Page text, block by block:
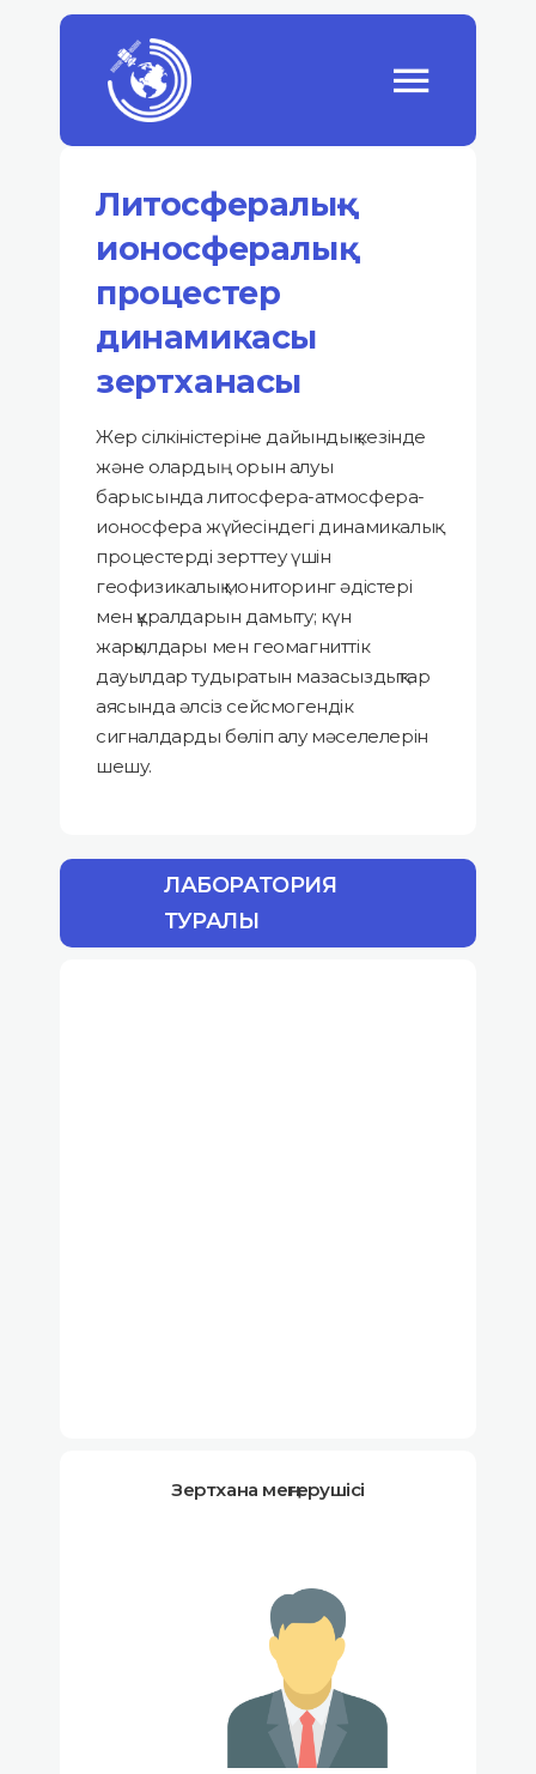
Литосфералық-
ионосфералық
процестер
динамикасы
зертханасы
Жер сілкіністеріне дайындық кезінде
және олардың орын алуы
барысында литосфера-атмосфера-
ионосфера жүйесіндегі динамикалық
процестерді зерттеу үшін
геофизикалық мониторинг әдістері
мен құралдарын дамыту; күн
жарқылдары мен геомагниттік
дауылдар тудыратын мазасыздықтар
аясында әлсіз сейсмогендік
сигналдарды бөліп алу мәселелерін
шешу.
ЛАБОРАТОРИЯ
ТУРАЛЫ
Зертхана меңгерушісі